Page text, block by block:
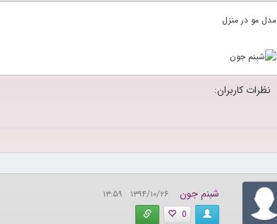
مدل مو در منزل
نظرات کاربران:
شبنم جون
۱۳۹۴/۱۰/۲۶ ۱۳:۵۹
0